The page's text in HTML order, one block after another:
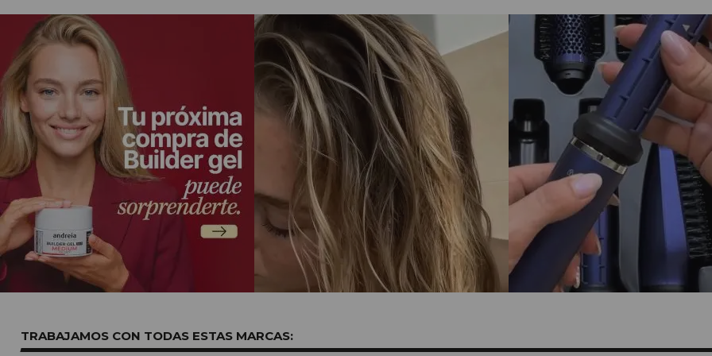
TRABAJAMOS CON TODAS ESTASMARCAS: